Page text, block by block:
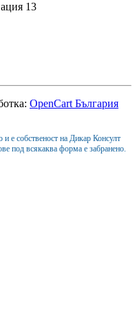
13
OpenCart България
е собственост на Дикар Консулт
под всякаква форма е забранено.